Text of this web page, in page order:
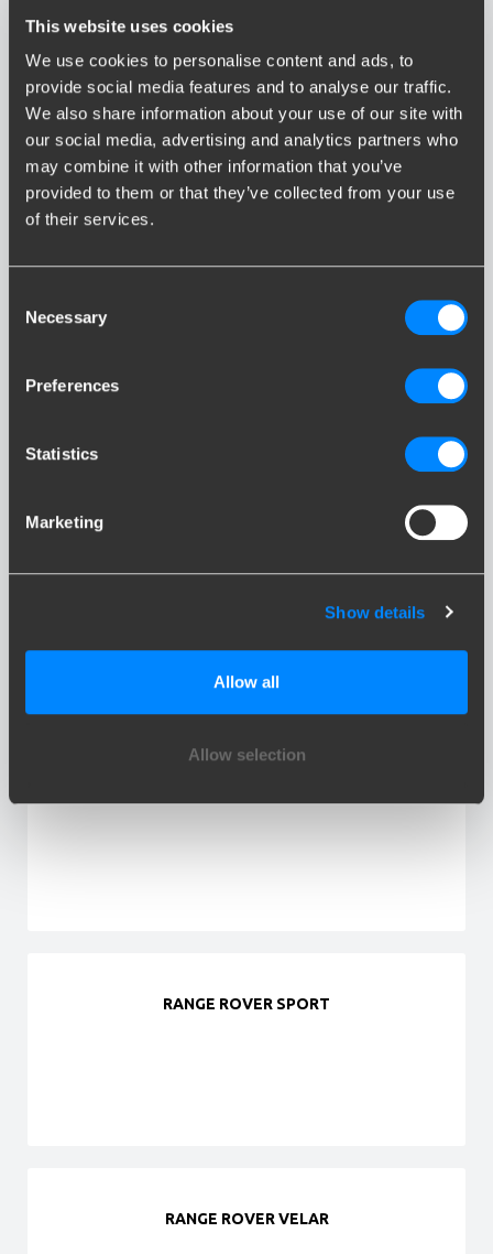
This website uses cookies
We use cookies to personalise content and ads, to
provide social media features and to analyse our traffic.
We also share information about your use of our site with
our social media, advertising and analytics partners who
may combine it with other information that you’ve
provided to them or that they’ve collected from your use
of their services.
Selection
Necessary
Preferences
Statistics
Marketing
Show details
Allow all
Allow selection
FREELANDER
RANGE ROVER
RANGE ROVER SPORT
RANGE ROVER VELAR